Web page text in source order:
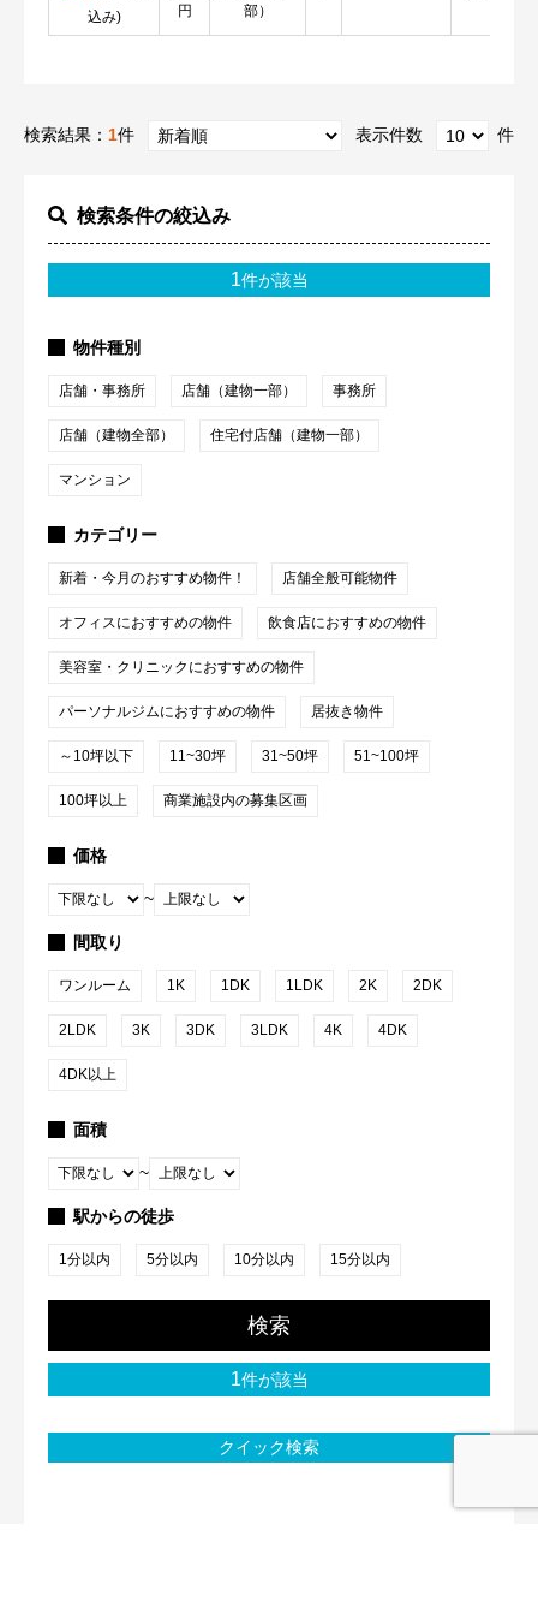
検索条件の絞込み
1件が該当
物件種別
店舗・事務所 店舗（建物一部） 事務所
店舗（建物全部） 住宅付店舗（建物一部）
マンション
カテゴリー
新着・今月のおすすめ物件！ 店舗全般可能物件
オフィスにおすすめの物件 飲食店におすすめの物件
美容室・クリニックにおすすめの物件
パーソナルジムにおすすめの物件 居抜き物件
～10坪以下 11~30坪 31~50坪 51~100坪
100坪以上 商業施設内の募集区画
価格
~
間取り
ワンルーム 1K 1DK 1LDK 2K 2DK
2LDK 3K 3DK 3LDK 4K 4DK
4DK以上
面積
~
駅からの徒歩
1分以内 5分以内 10分以内 15分以内
検索
1件が該当
クイック検索
込み)
円
部）
検索結果： 1件 表示件数 件